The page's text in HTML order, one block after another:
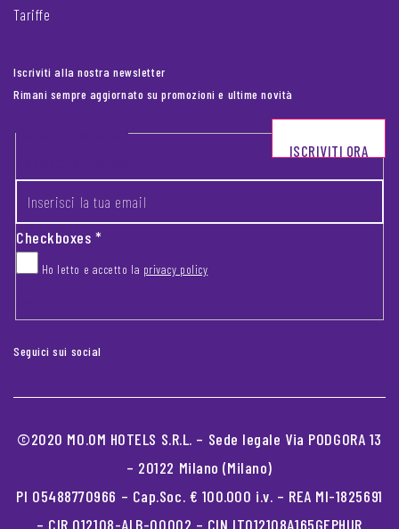
Tariffe
Iscriviti alla nostra newsletter
Rimani sempre aggiornato su promozioni e ultime novità
Footer newsletter
Checkboxes*
Ho letto e accetto la privacy policy
ISCRIVITI ORA
Seguici sui social
©2020 MO.OM HOTELS S.R.L. – Sede legale Via PODGORA 13
– 20122 Milano (Milano)
PI 05488770966 – Cap.Soc. € 100.000 i.v. – REA MI-1825691
– CIR 012108-ALB-00002 – CIN IT012108A165GEPHUR